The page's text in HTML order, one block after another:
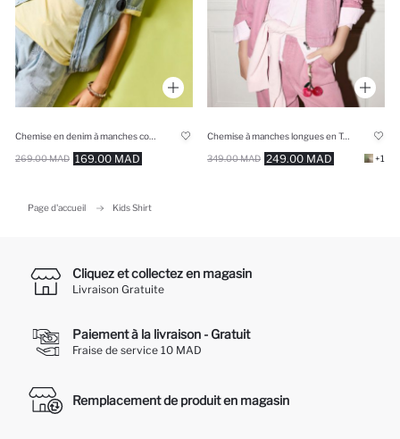
169.00 MAD
269.00 MAD
Chemise à manches longues en Tencel Coupe régulière pour fille
249.00 MAD
349.00 MAD +1
Page d'accueil Kids Shirt
Cliquez et collectez en magasin
Livraison Gratuite
Paiement à la livraison - Gratuit
Fraise de service 10 MAD
Remplacement de produit en magasin